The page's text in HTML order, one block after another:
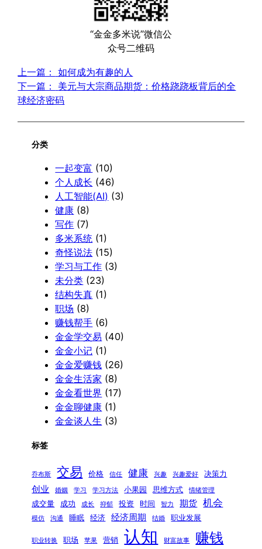
“金金多米说”微信公
众号二维码
上一篇：
如何成为有趣的人
下一篇：
美元与大宗商品期货：价格跷跷板背后的全
球经济密码
分类
一起变富 (10)
个人成长 (46)
人工智能(AI) (3)
健康 (8)
写作 (7)
多米系统 (1)
奇怪说法 (15)
学习与工作 (3)
未分类 (23)
结构失真 (1)
职场 (8)
赚钱帮手 (6)
金金学交易 (40)
金金小记 (1)
金金爱赚钱 (26)
金金生活家 (8)
金金看世界 (17)
金金聊健康 (1)
金金谈人生 (3)
标签
乔布斯 交易 价格 信任 健康 兴趣 兴趣爱好 决策力
创业 婚姻 学习 学习方法 小果园 思维方式 情绪管理
成交量 成功 成长 抑郁 投资 时间 智力 期货 机会
模仿 沟通 睡眠 经济 经济周期 结婚 职业发展
职业转换 职场 苹果 营销 认知 财富故事 赚钱